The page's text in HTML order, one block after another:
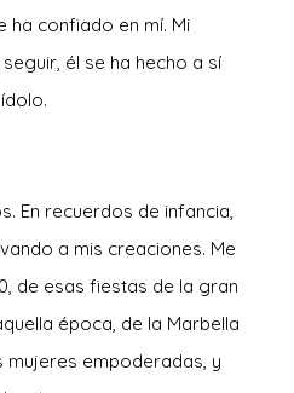
ha confiado en mí. Mi
él se ha hecho a sí
En recuerdos de infancia,
a mis creaciones. Me
de esas fiestas de la gran
época, de la Marbella
mujeres empoderadas, y